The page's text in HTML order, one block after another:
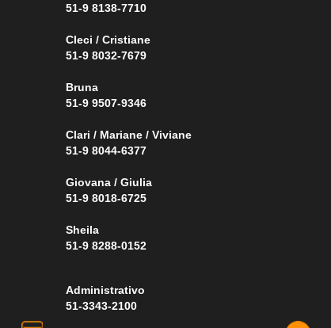
51-9 8138-7710
Cleci / Cristiane
51-9 8032-7679
Bruna
51-9 9507-9346
Clari / Mariane / Viviane
51-9 8044-6377
Giovana / Giulia
51-9 8018-6725
Sheila
51-9 8288-0152
Administrativo
51-3343-2100